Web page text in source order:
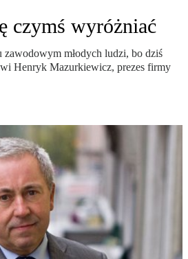
czymś wyróżniać
zawodowym młodych ludzi, bo dziś
Henryk Mazurkiewicz, prezes firmy